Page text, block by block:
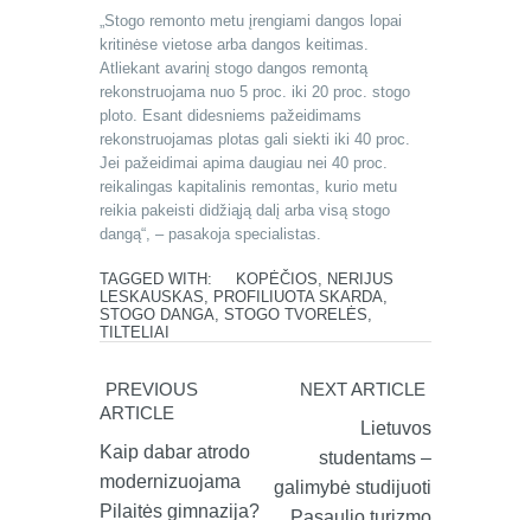
„Stogo remonto metu įrengiami dangos lopai
kritinėse vietose arba dangos keitimas.
Atliekant avarinį stogo dangos remontą
rekonstruojama nuo 5 proc. iki 20 proc. stogo
ploto. Esant didesniems pažeidimams
rekonstruojamas plotas gali siekti iki 40 proc.
Jei pažeidimai apima daugiau nei 40 proc.
reikalingas kapitalinis remontas, kurio metu
reikia pakeisti didžiąją dalį arba visą stogo
dangą“, – pasakoja specialistas.
TAGGED WITH: KOPĖČIOS, NERIJUS
LESKAUSKAS, PROFILIUOTA SKARDA,
STOGO DANGA, STOGO TVORELĖS,
TILTELIAI
PREVIOUS
ARTICLE
Kaip dabar atrodo
modernizuojama
Pilaitės gimnazija?
NEXT ARTICLE
Lietuvos
studentams –
galimybė studijuoti